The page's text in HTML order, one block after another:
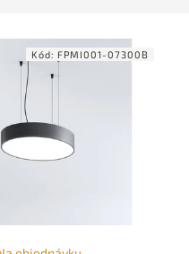
Kód: FPMI001-07300B